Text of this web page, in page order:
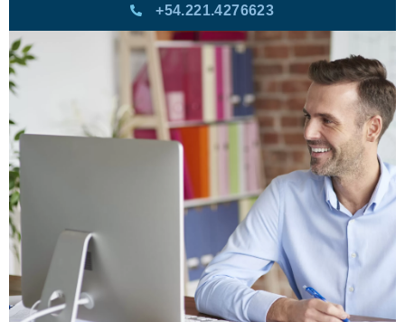
+54.221.4276623